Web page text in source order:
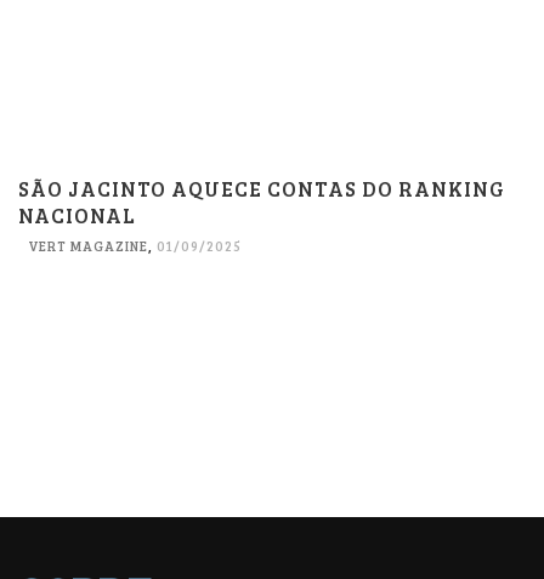
SÃO JACINTO AQUECE CONTAS DO RANKING
NACIONAL
VERT MAGAZINE, 01/09/2025